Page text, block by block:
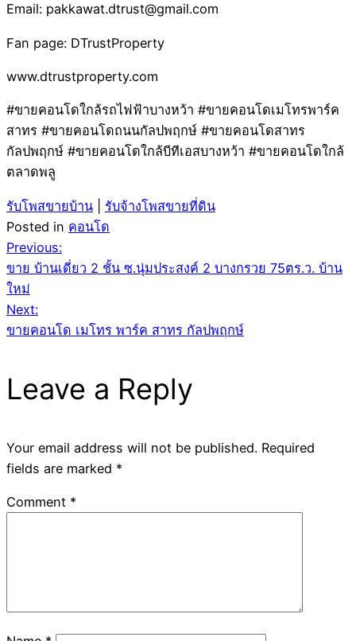
Email: pakkawat.dtrust@gmail.com
Fan page: DTrustProperty
www.dtrustproperty.com
#ขายคอนโดใกล้รถไฟฟ้าบางหว้า #ขายคอนโดเมโทรพาร์ค
สาทร #ขายคอนโดถนนกัลปพฤกษ์ #ขายคอนโดสาทร
กัลปพฤกษ์ #ขายคอนโดใกล้บีทีเอสบางหว้า #ขายคอนโดใกล้
ตลาดพลู
รับโพสขายบ้าน
รับจ้างโพสขายที่ดิน
Posted in คอนโด
Post
navigation
Previous:
ขาย บ้านเดี่ยว 2 ชั้น ซ.นุ่มประสงค์ 2 บางกรวย 75ตร.ว. บ้าน
ใหม่
Next:
ขายคอนโด เมโทร พาร์ค สาทร กัลปพฤกษ์
Leave a Reply
Your email address will not be published. Required
fields are marked *
Comment *